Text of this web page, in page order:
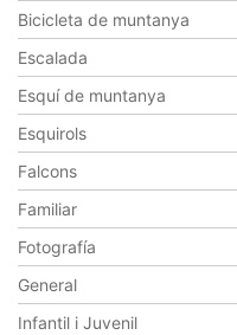
Bicicleta de muntanya
Escalada
Esquí de muntanya
Esquirols
Falcons
Familiar
Fotografía
General
Infantil i Juvenil